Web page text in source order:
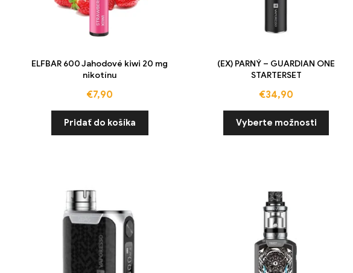
ELFBAR 600 Jahodové kiwi 20 mg
nikotínu
€7,90
Pridať do košíka
(EX) PARNÝ – GUARDIAN ONE
STARTERSET
€34,90
Vyberte možnosti